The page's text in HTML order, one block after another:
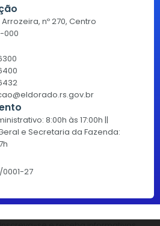
nº 270, Centro
000
8:00h às 17:00h ||
e Secretaria da Fazenda:
27